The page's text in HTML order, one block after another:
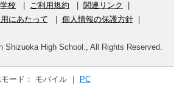
校 ご利用規約 関連リンク
にあたって 個人情報の保護方針|
Shizuoka High School., All Rights Reserved.
ード： モバイル ｜ PC